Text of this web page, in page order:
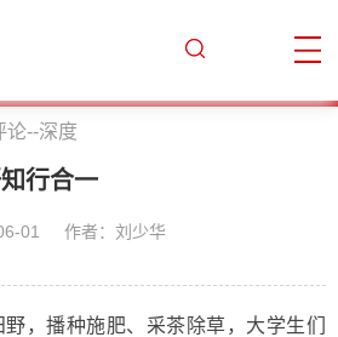
论--深度
行合一
01 作者：刘少华
，播种施肥、采茶除草，大学生们